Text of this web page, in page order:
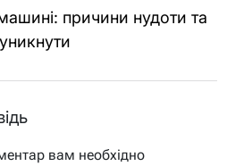
причини нудоти та
вам необхідно